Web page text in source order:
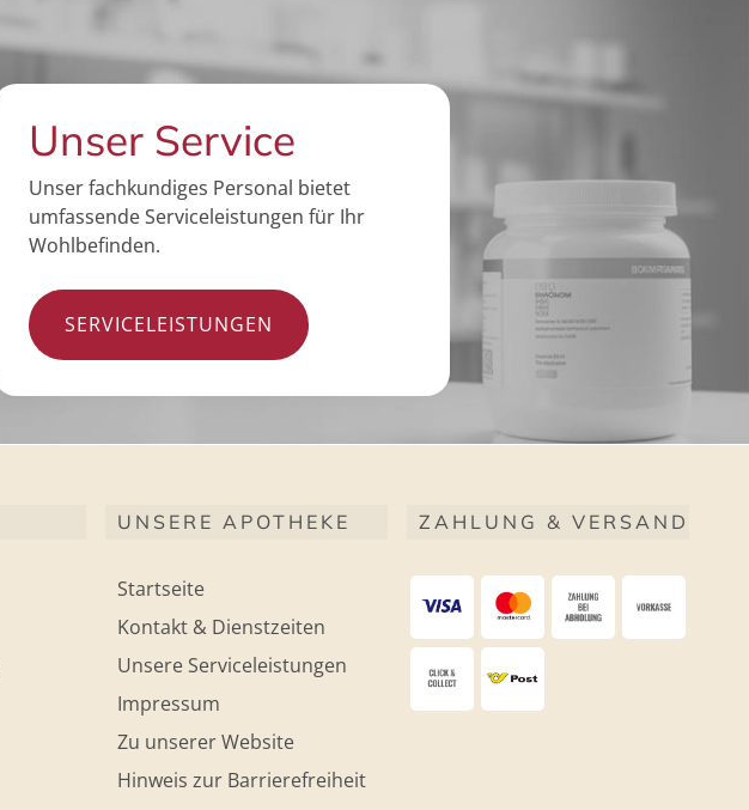
Unser Service
Unser fachkundiges Personal bietet
umfassende Serviceleistungen für Ihr
Wohlbefinden.
SERVICELEISTUNGEN
UNSERE APOTHEKE
Startseite
Kontakt & Dienstzeiten
Unsere Serviceleistungen
Impressum
Zu unserer Website
Hinweis zur Barrierefreiheit
ZAHLUNG & VERSAND